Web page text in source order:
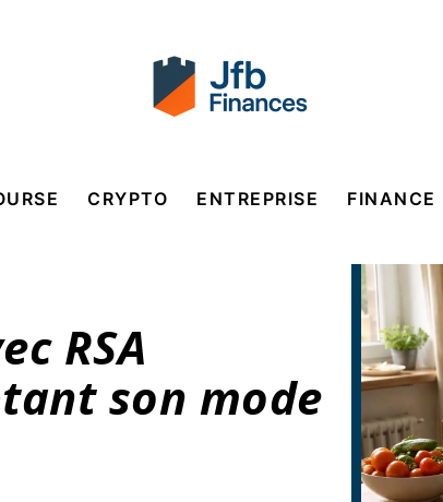
CRYPTO ENTREPRISE FINANCE
RSA
son mode